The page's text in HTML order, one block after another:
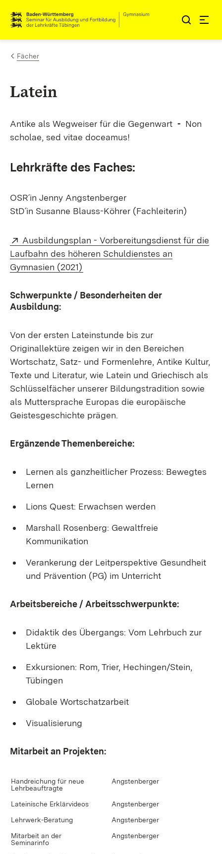
Zum Inhalt springen
Link zur Startseite
Fächer
Latein
Antike als Wegweiser für die Gegenwart - Non
scholae, sed vitae doceamus!
Lehrkräfte des Faches:
OSR´in Jenny Angstenberger
StD´in Susanne Blauss-Köhrer (Fachleiterin)
Extern:
Ausbildungsplan - Vorbereitungsdienst für die
Laufbahn des höheren Schuldienstes an
Gymnasien (2021)
Schwerpunkte / Besonderheiten der
Ausbildung:
Von der ersten Lateinstunde bis zur
Originallektüre zeigen wir in den Bereichen
Wortschatz, Satz- und Formenlehre, Antike Kultur,
Texte und Literatur, wie Latein und Griechisch als
Schlüsselfächer unserer Bildungstradition sowie
als Muttersprache Europas die europäische
Geistesgeschichte prägen.
Ergänzende Themenbereiche:
Lernen als ganzheitlicher Prozess: Bewegtes
Lernen
Lions Quest: Erwachsen werden
Marshall Rosenberg: Gewaltfreie
Kommunikation
Verankerung der Leitperspektive Gesundheit
und Prävention (PG) im Unterricht
Arbeitsbereiche / Arbeitsschwerpunkte:
Didaktik des Übergangs: Vom Lehrbuch zur
Lektüre
Exkursionen: Rom, Trier, Hechingen/Stein,
Tübingen
Globale Wortschatzarbeit
Visualisierung
Mitarbeit an Projekten:
Handreichung für neue
Lehrbeauftragte
Angstenberger
Lateinische Erklärvideos
Angstenberger
Lehrwerk-Beratung
Angstenberger
Mitarbeit an der
Seminarinfo
Angstenberger